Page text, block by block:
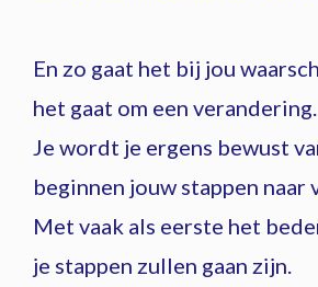
En zo gaat het bij jou
het gaat om een verandering.
Je wordt je ergens bewust
beginnen jouw stappen naar
Met vaak als eerste het
je stappen zullen gaan zijn.